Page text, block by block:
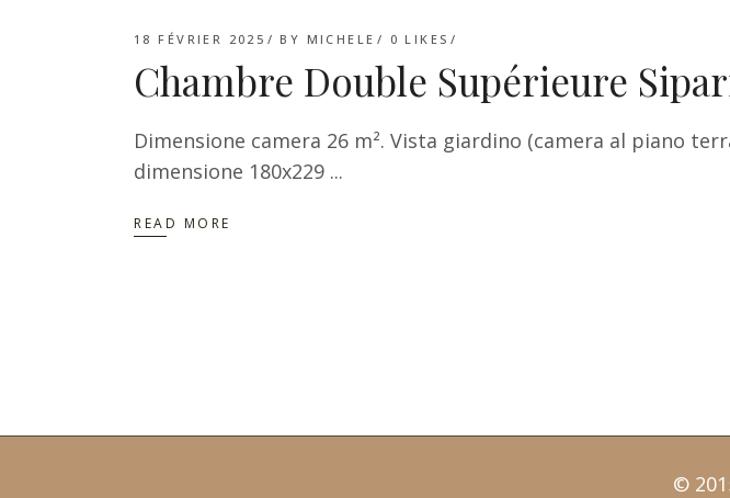
18 FÉVRIER 2025 BY MICHELE 0 LIKES
Chambre Double Supérieure
Dimensione camera 26 m². Vista giardino (camera al piano
dimensione 180x229
READ MORE
©